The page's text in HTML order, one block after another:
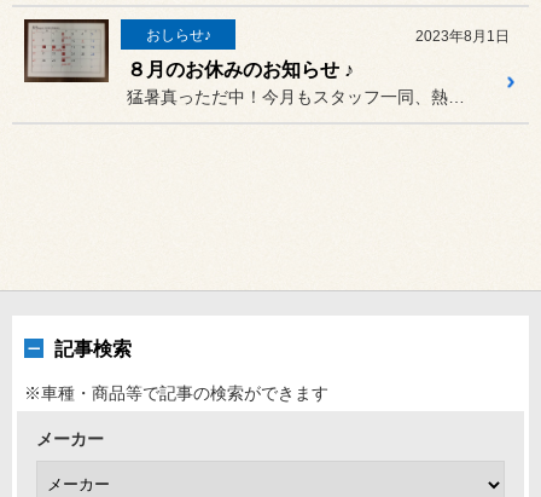
おしらせ♪ 2023年8月1日
８月のお休みのお知らせ ♪
記事検索
※車種・商品等で記事の検索ができます
メーカー